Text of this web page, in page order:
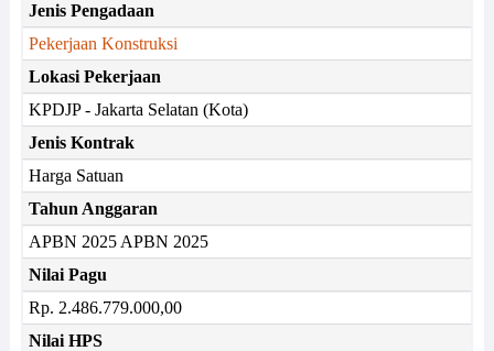
Jenis Pengadaan
Pekerjaan Konstruksi
Lokasi Pekerjaan
KPDJP - Jakarta Selatan (Kota)
Jenis Kontrak
Harga Satuan
Tahun Anggaran
APBN 2025 APBN 2025
Nilai Pagu
Rp. 2.486.779.000,00
Nilai HPS